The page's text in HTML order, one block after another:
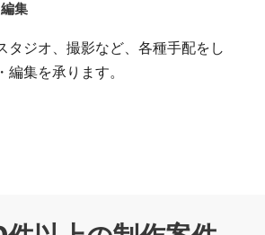
集
タジオ、撮影など、各種手配をし
集を承ります。